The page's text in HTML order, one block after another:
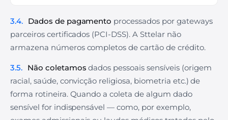
3.4. Dados de pagamento processados por gateways
parceiros certificados (PCI-DSS). A Sttelar não
armazena números completos de cartão de crédito.
3.5. Não coletamos dados pessoais sensíveis (origem
racial, saúde, convicção religiosa, biometria etc.) de
forma rotineira. Quando a coleta de algum dado
sensível for indispensável — como, por exemplo,